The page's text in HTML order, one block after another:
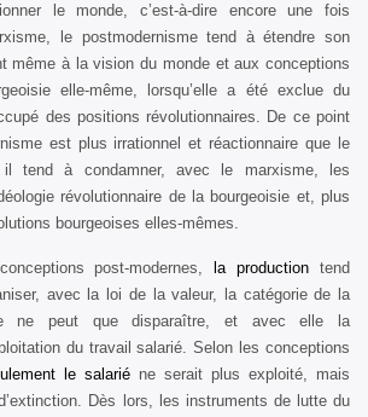
le monde, c’est-à-dire encore une fois
le postmodernisme tend à étendre son
même à la vision du monde et aux conceptions
elle-même, lorsqu’elle a été exclue du
des positions révolutionnaires. De ce point
est plus irrationnel et réactionnaire que le
il tend à condamner, avec le marxisme, les
révolutionnaire de la bourgeoisie et, plus
bourgeoises elles-mêmes.
post-modernes, la production tend
avec la loi de la valeur, la catégorie de la
ne peut que disparaître, et avec elle la
du travail salarié. Selon les conceptions
le salarié ne serait plus exploité, mais
Dès lors, les instruments de lutte du